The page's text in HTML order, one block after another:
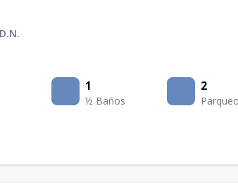
1
½ Baños
2
Parqueo